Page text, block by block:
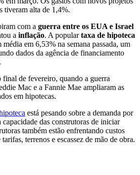
tiveram alta de 1,4%.
com a guerra ⁠entre os EUA e Israel
a inflação. ‌A populartaxa de hipoteca
média em 6,53% na semana passada, um
dados da agência de financiamento
de fevereiro, quando a guerra
⁠Mac e a Fannie Mae ampliaram as
em hipotecas.
está ​pesando sobre a demanda por
​das construtoras de iniciar
também estão enfrentando custos
terrenos e escassez de mão de obra.